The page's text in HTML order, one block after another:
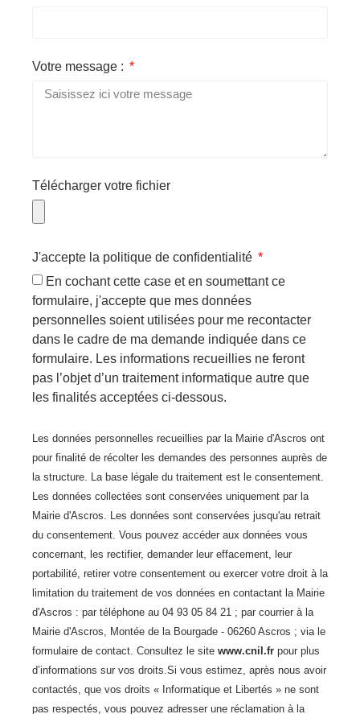
Votre message :
Télécharger votre fichier
J'accepte la politique de confidentialité
En cochant cette case et en soumettant ce
formulaire, j'accepte que mes données
personnelles soient utilisées pour me recontacter
dans le cadre de ma demande indiquée dans ce
formulaire. Les informations recueillies ne feront
pas l’objet d’un traitement informatique autre que
les finalités acceptées ci-dessous.
Les données personnelles recueillies par la Mairie d'Ascros ont
pour finalité de récolter les demandes des personnes auprès de
la structure. La base légale du traitement est le consentement.
Les données collectées sont conservées uniquement par la
Mairie d'Ascros. Les données sont conservées jusqu'au retrait
du consentement. Vous pouvez accéder aux données vous
concernant, les rectifier, demander leur effacement, leur
portabilité, retirer votre consentement ou exercer votre droit à la
limitation du traitement de vos données en contactant la Mairie
d'Ascros : par téléphone au 04 93 05 84 21 ; par courrier à la
Mairie d'Ascros, Montée de la Bourgade - 06260 Ascros ; via le
formulaire de contact. Consultez le site www.cnil.fr pour plus
d’informations sur vos droits.Si vous estimez, après nous avoir
contactés, que vos droits « Informatique et Libertés » ne sont
pas respectés, vous pouvez adresser une réclamation à la